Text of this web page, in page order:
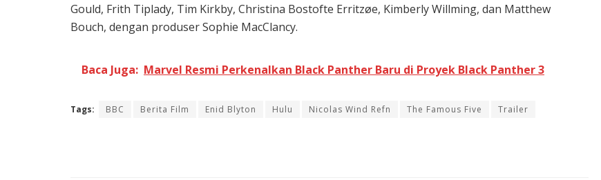
Gould, Frith Tiplady, Tim Kirkby, Christina Bostofte Erritzøe, Kimberly Willming, dan Matthew
Bouch, dengan produser Sophie MacClancy.
Baca Juga: Marvel Resmi Perkenalkan Black Panther Baru di Proyek Black Panther 3
Tags: BBC Berita Film Enid Blyton Hulu Nicolas Wind Refn The Famous Five Trailer